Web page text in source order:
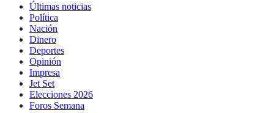
Últimas noticias
Política
Nación
Dinero
Deportes
Opinión
Impresa
Jet Set
Elecciones 2026
Foros Semana